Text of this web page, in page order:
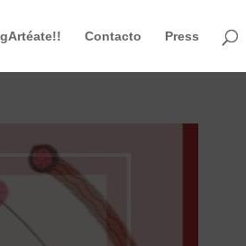
Contacto Press